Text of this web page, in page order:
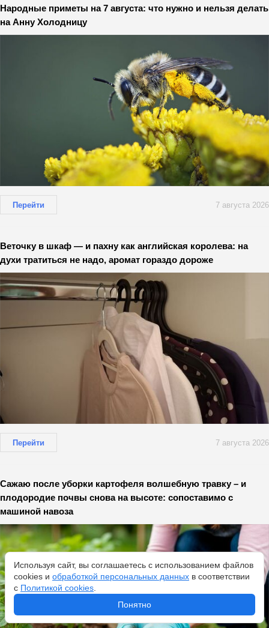
Народные приметы на 7 августа: что нужно и нельзя делать
на Анну Холодницу
Перейти 7 августа 2026
Веточку в шкаф — и пахну как английская королева: на
духи тратиться не надо, аромат гораздо дороже
Перейти 7 августа 2026
Сажаю после уборки картофеля волшебную травку – и
плодородие почвы снова на высоте: сопоставимо с
машиной навоза
Используя сайт, вы соглашаетесь с использованием файлов
cookies и обработкой персональных данных в соответствии
с Политикой cookies
Понятно